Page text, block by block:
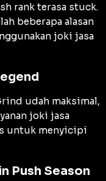
rank terasa stuck.
beberapa alasan
joki jasa
udah maksimal,
joki jasa
untuk menyicipi
Push Season